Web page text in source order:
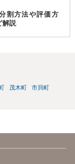
割方法や評価方
解説
茂木町
市貝町